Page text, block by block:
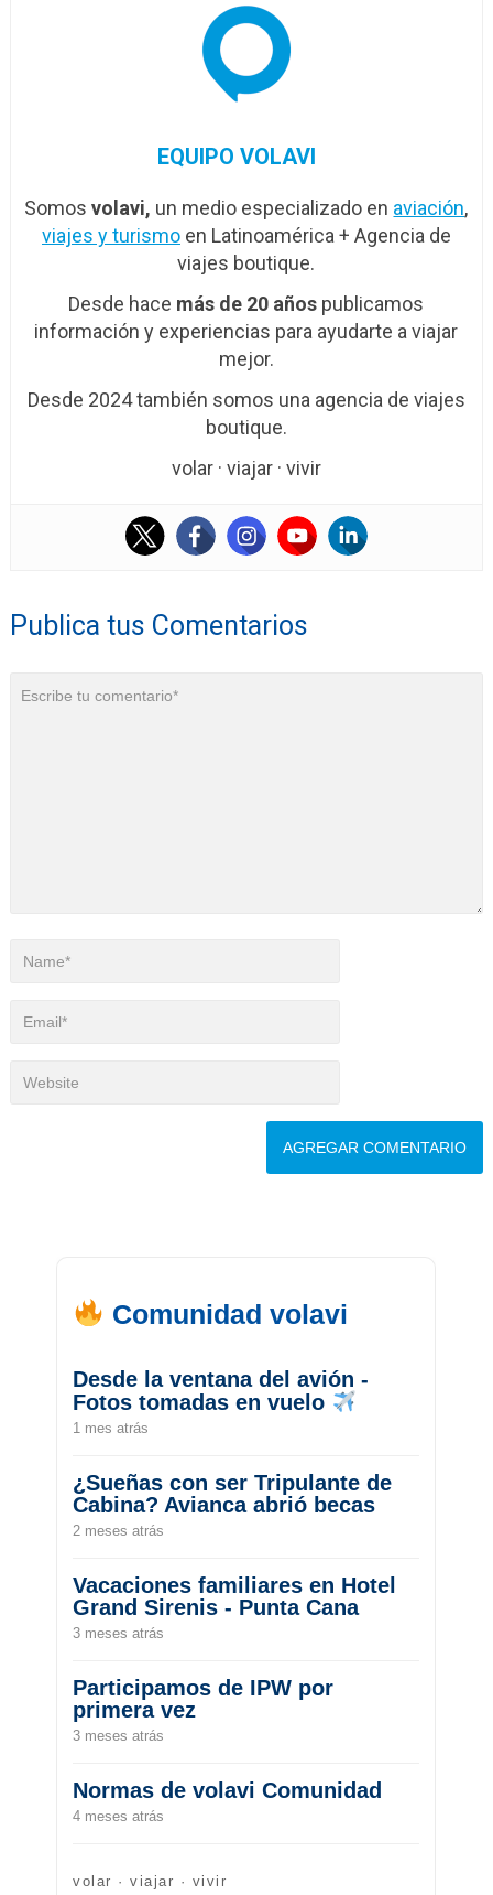
EQUIPO VOLAVI
Somosvolavi, un medio especializado en aviación,
viajes y turismoen Latinoamérica + Agencia de
viajes boutique.
Desde hace más de 20 años publicamos
información y experiencias para ayudarte a viajar
mejor.
Desde 2024 también somos una agencia de viajes
boutique.
volar · viajar · vivir
Publica tus Comentarios
Comunidad volavi
Desde la ventana del avión -
Fotos tomadas en vuelo
1 mes atrás
¿Sueñas con ser Tripulante de
Cabina? Avianca abrió becas
2 meses atrás
Vacaciones familiares en Hotel
Grand Sirenis - Punta Cana
3 meses atrás
Participamos de IPW por
primera vez
3 meses atrás
Normas de volavi Comunidad
4 meses atrás
volar · viajar · vivir